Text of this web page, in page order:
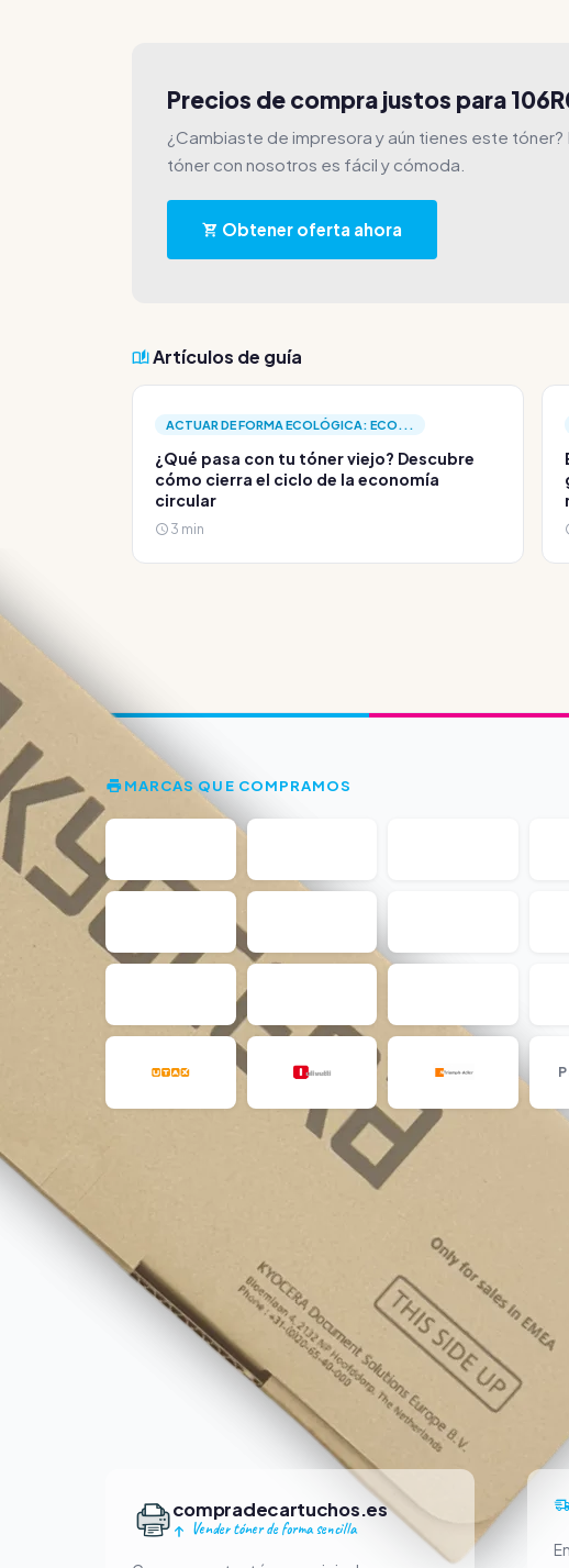
Precios de compra justos para
¿Cambiaste de impresora y aún tienes este tóner?
tóner con nosotros es fácil y cómoda.
Obtener oferta ahora
Artículos de guía
ACTUAR DE FORMA ECOLÓGICA: ECO...
¿Qué pasa con tu tóner viejo? Descubre
cómo cierra el ciclo de la economía
circular
3 min
MARCAS QUE COMPRAMOS
compradecartuchos.es
Vender tóner de forma sencilla